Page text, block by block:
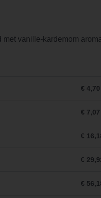
met vanille-kardemom
€ 4,70
€ 7,07
€
€
€